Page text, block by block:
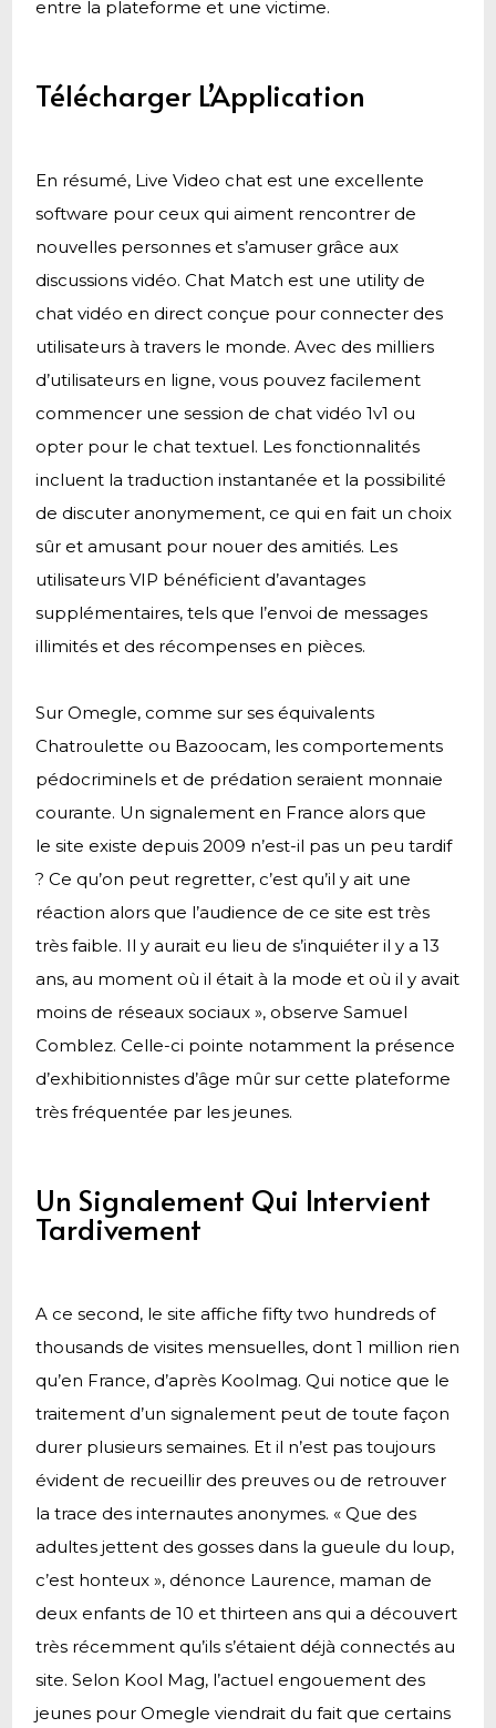
entre la plateforme et une victime.
Télécharger L’Application
En résumé, Live Video chat est une excellente
software pour ceux qui aiment rencontrer de
nouvelles personnes et s’amuser grâce aux
discussions vidéo. Chat Match est une utility de
chat vidéo en direct conçue pour connecter des
utilisateurs à travers le monde. Avec des milliers
d’utilisateurs en ligne, vous pouvez facilement
commencer une session de chat vidéo 1v1 ou
opter pour le chat textuel. Les fonctionnalités
incluent la traduction instantanée et la possibilité
de discuter anonymement, ce qui en fait un choix
sûr et amusant pour nouer des amitiés. Les
utilisateurs VIP bénéficient d’avantages
supplémentaires, tels que l’envoi de messages
illimités et des récompenses en pièces.
Sur Omegle, comme sur ses équivalents
Chatroulette ou Bazoocam, les comportements
pédocriminels et de prédation seraient monnaie
courante. Un signalement en France alors que
le site existe depuis 2009 n’est-il pas un peu tardif
? Ce qu’on peut regretter, c’est qu’il y ait une
réaction alors que l’audience de ce site est très
très faible. Il y aurait eu lieu de s’inquiéter il y a 13
ans, au moment où il était à la mode et où il y avait
moins de réseaux sociaux », observe Samuel
Comblez. Celle-ci pointe notamment la présence
d’exhibitionnistes d’âge mûr sur cette plateforme
très fréquentée par les jeunes.
Un Signalement Qui Intervient
Tardivement
A ce second, le site affiche fifty two hundreds of
thousands de visites mensuelles, dont 1 million rien
qu’en France, d’après Koolmag. Qui notice que le
traitement d’un signalement peut de toute façon
durer plusieurs semaines. Et il n’est pas toujours
évident de recueillir des preuves ou de retrouver
la trace des internautes anonymes. « Que des
adultes jettent des gosses dans la gueule du loup,
c’est honteux », dénonce Laurence, maman de
deux enfants de 10 et thirteen ans qui a découvert
très récemment qu’ils s’étaient déjà connectés au
site. Selon Kool Mag, l’actuel engouement des
jeunes pour Omegle viendrait du fait que certains